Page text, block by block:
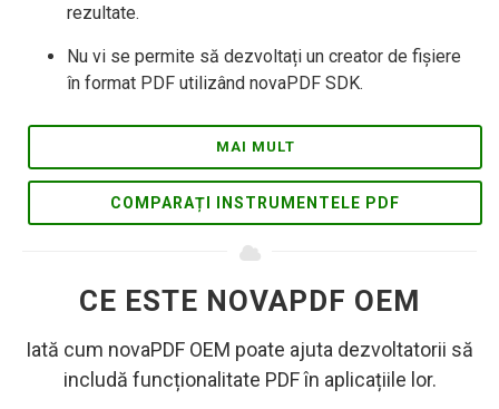
rezultate.
Nu vi se permite să dezvoltați un creator de fișiere
în format PDF utilizând novaPDF SDK.
MAI MULT
COMPARAȚI INSTRUMENTELE PDF
CE ESTE NOVAPDF OEM
Iată cum novaPDF OEM poate ajuta dezvoltatorii să
includă funcționalitate PDF în aplicațiile lor.